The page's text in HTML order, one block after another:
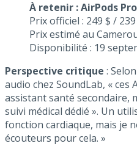
À retenir : AirPods
Prix officiel : 249 $ /
Prix estimé au
Disponibilité : 19
Perspective critique : Selon
audio chez SoundLab, « ces
assistant santé secondaire,
suivi médical dédié ». Un
fonction cardiaque, mais je
écouteurs pour cela. »